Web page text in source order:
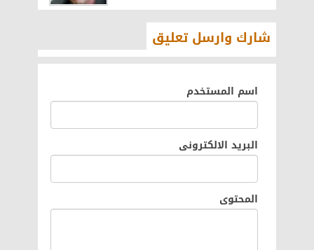
شارك وارسل تعليق
اسم المستخدم
البريد الالكترونى
المحتوى